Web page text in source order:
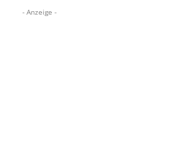
- Anzeige -